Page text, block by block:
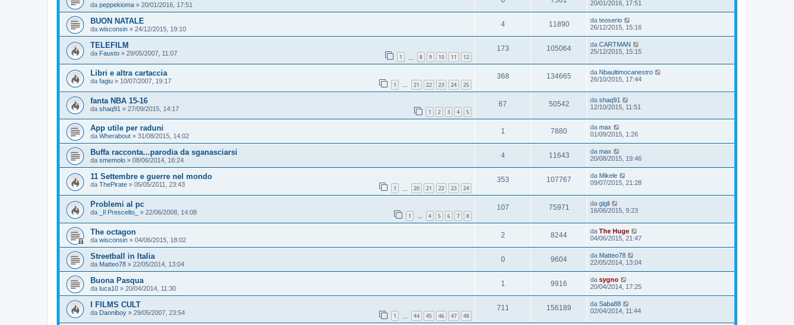
da peppekioma » 20/01/2016, 17:51
20/01/2016, 17:51
BUON NATALE
da wisconsin » 24/12/2015, 19:10
4 11890 da teoserio
26/12/2015, 15:16
TELEFILM
da Fausto » 29/05/2007, 11:07 1 8 9 10 11 12
173 105064 da CARTMAN
25/12/2015, 15:15
Libri e altra cartaccia
da fagiu » 10/07/2007, 19:17 1 … 21 22 23 24 25
368 134665 da Nbaultimocanestro
26/10/2015, 17:44
fanta NBA 15-16
da shaq91 » 27/09/2015, 14:17 1 2 3 4 5
67 50542 da shaq91
12/10/2015, 11:51
App utile per raduni
da Wherabout » 31/08/2015, 14:02
1 7880 da max
01/09/2015, 1:26
Buffa racconta...parodia da sganasciarsi
da smemolo » 08/06/2014, 16:24
4 11643 da max
20/08/2015, 19:46
11 Settembre e guerre nel mondo
da ThePirate » 05/05/2011, 23:43 1 20 21 22 23 24
353 107767 da Mikele
09/07/2015, 21:28
Problemi al pc
da _Il Prescelto_ » 22/06/2008, 14:08 1 … 4 5 6 7 8
107 75971 da gigli
16/06/2015, 9:23
The octagon
da wisconsin » 04/06/2015, 18:02
2 8244 da The Huge
04/06/2015, 21:47
Streetball in Italia
da Matteo78 » 22/05/2014, 13:04
0 9604 da Matteo78
22/05/2014, 13:04
Buona Pasqua
da luca10 » 20/04/2014, 11:30
1 9916 da sygno
20/04/2014, 17:25
I FILMS CULT
da Danniboy » 29/05/2007, 23:54 1 44 45 46 47 48
711 156189 da Saba88
02/04/2014, 11:44